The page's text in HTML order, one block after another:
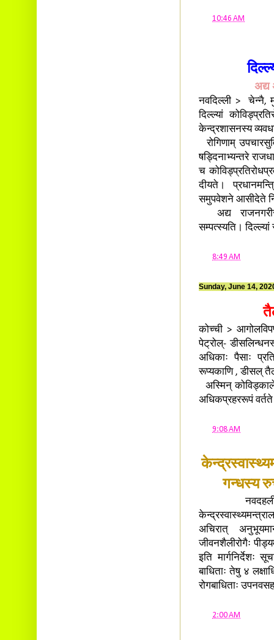
10:46 AM
अद्य
नवदिल्ली > चेन्नै,
दिल्ल्यां
केन्द्रशासनस्य
रोगिणाम्
षड्दिनाभ्यन्तरे
च
दीयते।
समुपवेशने आसीदेते
अद्य
सम्पत्स्यति।
8:49 AM
Sunday, June 14,
कोच्ची >
पेट्रोल्-
अधिकाः पैसाः
रूप्यकाणि , डीसल्
अस्मिन्
अधिकप्रहररूपं
9:08 AM
गन्धस्य
नवदहली>
अचिरात्
जीवनशैलीरोगैः
इति मार्गनिर्देशः
बाधिताः तेषु ४
रोगबाधिताः
2:00 AM